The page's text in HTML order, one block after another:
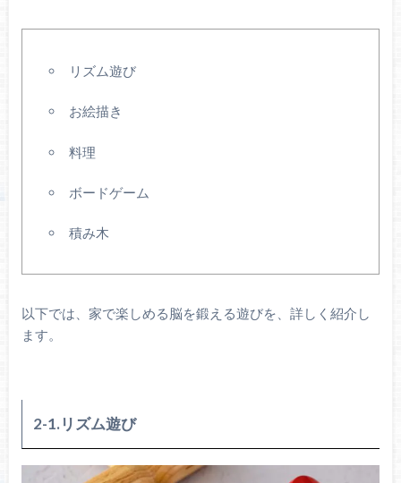
リズム遊び
お絵描き
料理
ボードゲーム
積み木
以下では、家で楽しめる脳を鍛える遊びを、詳しく紹介し
ます。
2-1.リズム遊び